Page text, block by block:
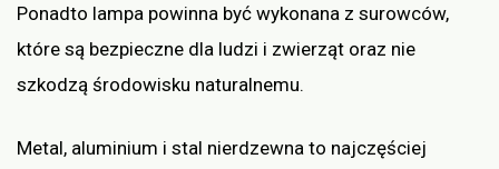
Ponadto lampa powinna być wykonana z surowców,
które są bezpieczne dla ludzi i zwierząt oraz nie
szkodzą środowisku naturalnemu.
Metal, aluminium i stal nierdzewna to najczęściej